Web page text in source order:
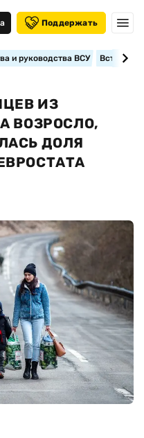
Поддержать
и руководства ВСУ
ИЗ
ВОЗРОСЛО,
ДОЛЯ